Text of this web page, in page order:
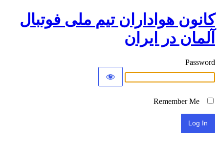
کانون هواداران تیم ملی فوتبال
آلمان در ایران
Password
Remember Me